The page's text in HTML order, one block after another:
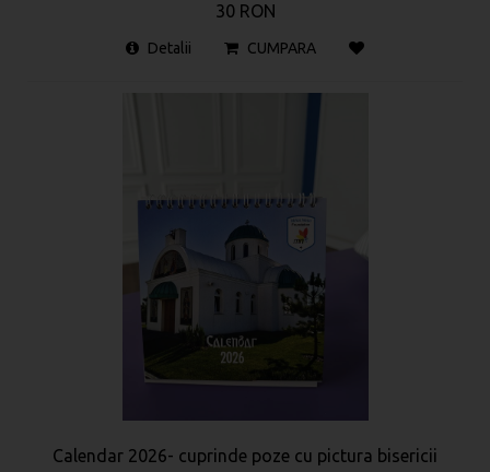
30 RON
Detalii CUMPARA
Calendar 2026- cuprinde poze cu pictura bisericii